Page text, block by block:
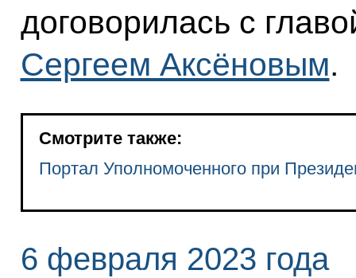
договорилась с
Сергеем Аксёновым.
Смотрите также:
Портал Уполномоченного при
6 февраля 2023 года